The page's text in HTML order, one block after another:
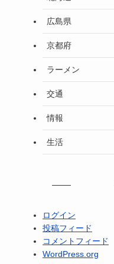
広島県
京都府
ラーメン
交通
情報
生活
ログイン
投稿フィード
コメントフィード
WordPress.org